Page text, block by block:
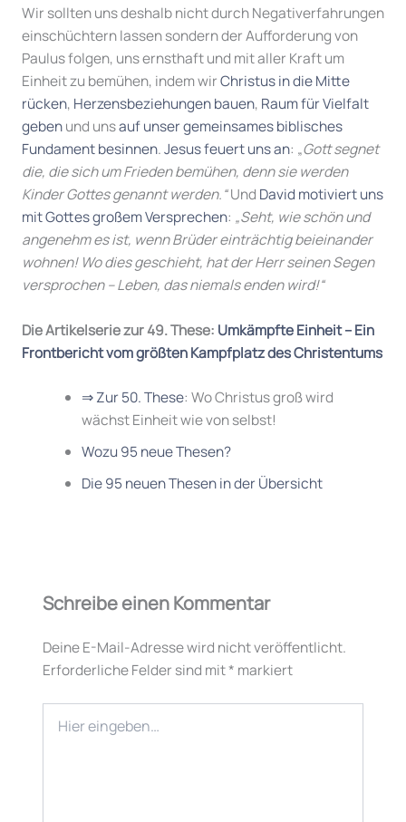
Wir sollten uns deshalb nicht durch Negativerfahrungen
einschüchtern lassen sondern der Aufforderung von
Paulus folgen, uns ernsthaft und mit aller Kraft um
Einheit zu bemühen, indem wirChristus in die Mitte
rücken, Herzensbeziehungen bauen, Raum für Vielfalt
gebenund unsauf unser gemeinsames biblisches
Fundament besinnen.Jesus feuert uns an: „Gott segnet
die, die sich um Frieden bemühen, denn sie werden
Kinder Gottes genannt werden.“Und David motiviert uns
mit Gottes großem Versprechen: „Seht, wie schön und
angenehm es ist, wenn Brüder einträchtig beieinander
wohnen! Wo dies geschieht, hat der Herr seinen Segen
versprochen – Leben, das niemals enden wird!“
Die Artikelserie zur 49. These: Umkämpfte Einheit – Ein
Frontbericht vom größten Kampfplatz des Christentums
⇒ Zur 50. These: Wo Christus groß wird
wächst Einheit wie von selbst!
Wozu 95 neue Thesen?
Die 95 neuen Thesen in der Übersicht
Schreibe einen Kommentar
Deine E-Mail-Adresse wird nicht veröffentlicht.
Erforderliche Felder sind mit* markiert
eingeben…